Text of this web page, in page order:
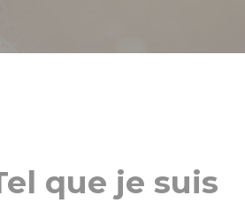
que je suis